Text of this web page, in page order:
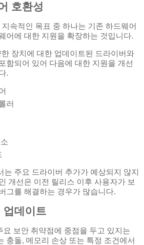
호환성
속적인 목표 중 하나는 기존 하드웨어
어에 대한 지원을 확장하는 것입니다.
장치에 대한 업데이트된 드라이버와
함되어 있어 다음에 대한 지원을 개선
.
러
는 주요 드라이버 추가가 예상되지 않지
개선은 이전 릴리스 이후 사용자가 보
그를 해결하는 경우가 많습니다.
업데이트
요 보안 취약점에 중점을 두고 있지는
충돌, 메모리 손상 또는 특정 조건에서